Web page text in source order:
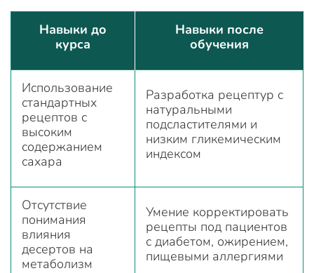
Навыки до
курса
Навыки после
обучения
Использование
стандартных
рецептов с
высоким
содержанием
сахара
Разработка рецептур с
натуральными
подсластителями и
низким гликемическим
индексом
Отсутствие
понимания
влияния
десертов на
метаболизм
Умение корректировать
рецепты под пациентов
с диабетом, ожирением,
пищевыми аллергиями